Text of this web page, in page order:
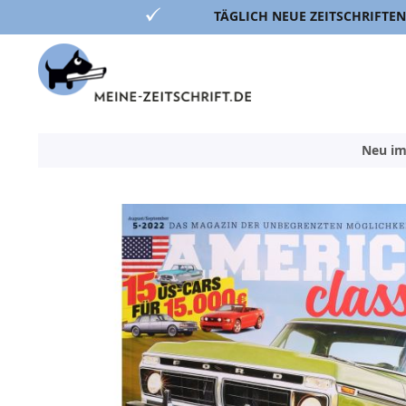
TÄGLICH NEUE ZEITSCHRIFTEN
Inhalt
Neu